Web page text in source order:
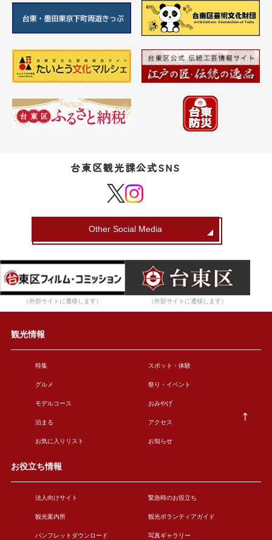
台東区観光課公式SNS
Other Social Media
（外部サイトに遷移します） （外部サイトに遷移します）
観光情報
特集 スポット・体験
グルメ 祭り・イベント
モデルコース おみやげ
泊まる アクセス
お気に入りリスト お知らせ
お役立ち情報
法人向けサイト 緊急時のお役立ち
観光案内所 観光ボランティアガイド
パンフレットダウンロード 写真ギャラリー